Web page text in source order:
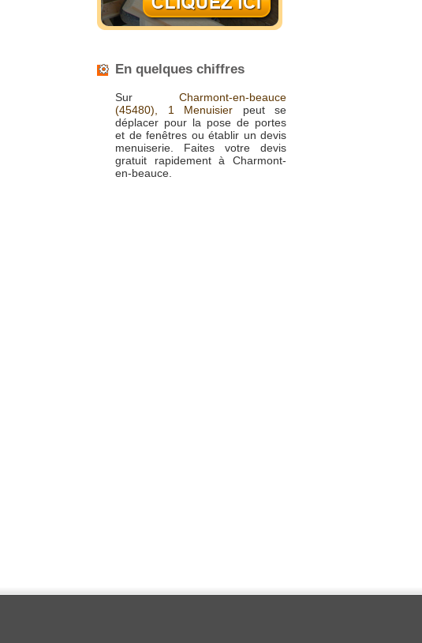
En quelques chiffres
Sur Charmont-en-beauce
(45480), 1 Menuisier peut se
déplacer pour la pose de portes
et de fenêtres ou établir un devis
menuiserie. Faites votre devis
gratuit rapidement à Charmont-
en-beauce.